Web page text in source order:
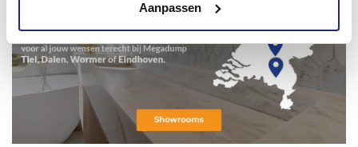
Aanpassen